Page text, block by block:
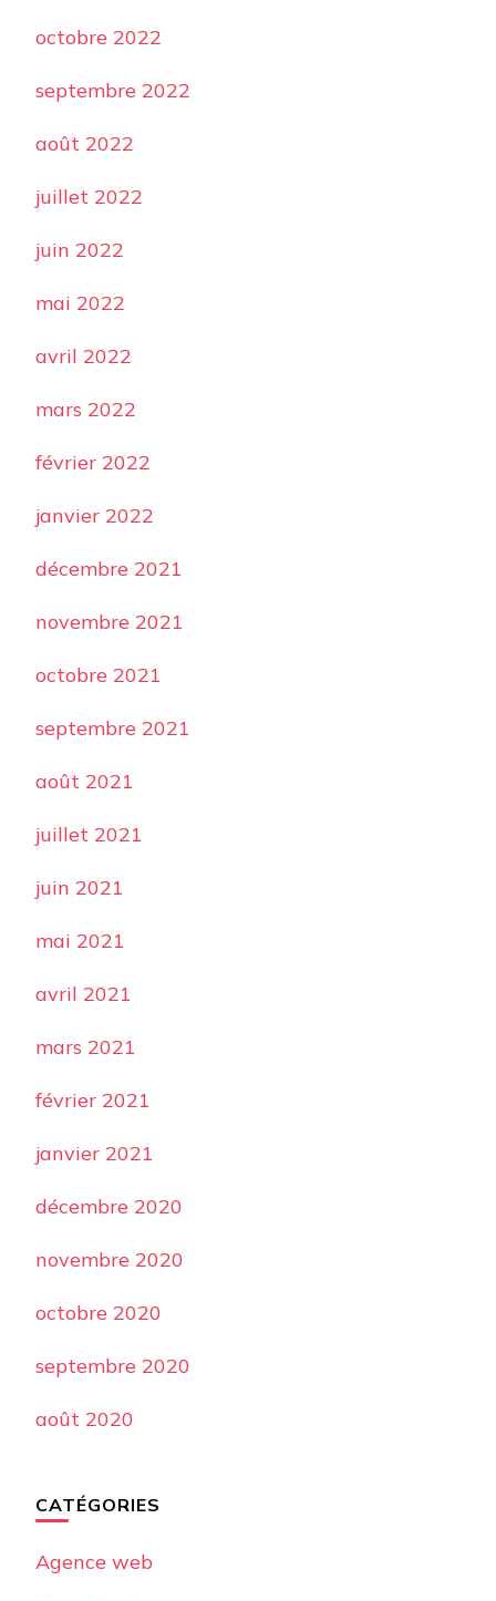
octobre 2022
septembre 2022
août 2022
juillet 2022
juin 2022
mai 2022
avril 2022
mars 2022
février 2022
janvier 2022
décembre 2021
novembre 2021
octobre 2021
septembre 2021
août 2021
juillet 2021
juin 2021
mai 2021
avril 2021
mars 2021
février 2021
janvier 2021
décembre 2020
novembre 2020
octobre 2020
septembre 2020
août 2020
CATÉGORIES
Agence web